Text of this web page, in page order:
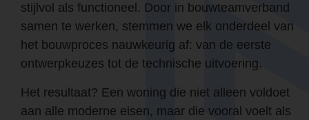
stijlvol als functioneel. Door in bouwteamverband
samen te werken, stemmen we elk onderdeel van
het bouwproces nauwkeurig af: van de eerste
ontwerpkeuzes tot de technische uitvoering.
Het resultaat? Een woning die niet alleen voldoet
aan alle moderne eisen, maar die vooral voelt als